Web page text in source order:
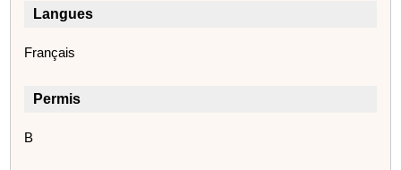
Langues
Français
Permis
B